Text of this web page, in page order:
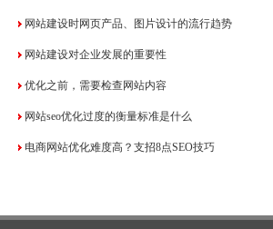
网站建设时网页产品、图片设计的流行趋势
网站建设对企业发展的重要性
优化之前，需要检查网站内容
网站seo优化过度的衡量标准是什么
电商网站优化难度高？支招8点SEO技巧